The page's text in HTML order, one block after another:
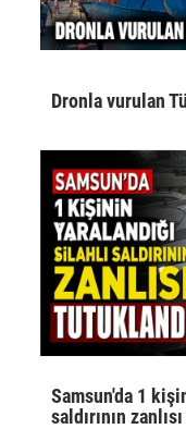
Dronla vurulan
Samsun'da 1
saldırının